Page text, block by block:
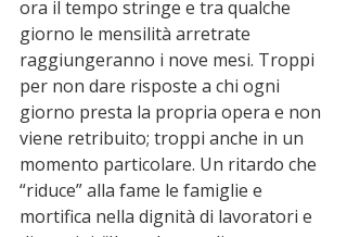
ora il tempo stringe e tra qualche
giorno le mensilità arretrate
raggiungeranno i nove mesi. Troppi
per non dare risposte a chi ogni
giorno presta la propria opera e non
viene retribuito; troppi anche in un
momento particolare. Un ritardo che
“riduce” alla fame le famiglie e
mortifica nella dignità di lavoratori e